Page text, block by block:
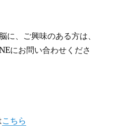
に、ご興味のある方は、
にお問い合わせくださ
こちら